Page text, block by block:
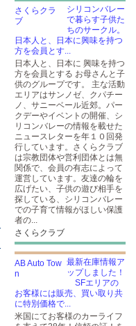
シリコンバレー
で暮らす子供た
ちのサークル。
日本人と、日本に興味を持つ
方を会員とす...
日本人と、日本に 興味を持つ
方を会員とする お母さんと子
供のグループです。 主な活動
エリアはサンノゼ、クパチー
ノ、サニーベール近郊。パー
クデーやイベントの開催、シ
リコンバレーの情報を載せた
ニュースレターを年１０回発
行しています。さくらクラブ
は宗教団体や営利団体とは無
関係で、会員の有志によって
運営しています。友達の輪を
広げたい、子供の遊び相手を
探している、シリコンバレー
での子育て情報がほしい保護
者の...
さくらクラブ
最新在庫情報ア
ップしました！
SFエリアの
お客様には販売、買い取り共
に特別価格で...
米国にてお客様のカーライフ